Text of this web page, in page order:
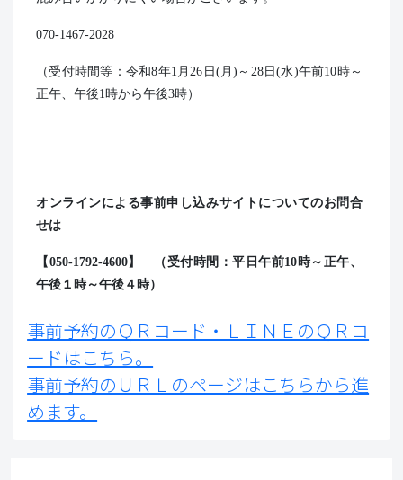
070-1467-2028
（受付時間等：令和8年1月26日(月)～28日(水)午前10時～
正午、午後1時から午後3時）
オンラインによる事前申し込みサイトについてのお問合
せは
【050-1792-4600】 （受付時間：平日午前10時～正午、
午後１時～午後４時）
事前予約のＱＲコード・ＬＩＮＥのＱＲコ
ードはこちら。
事前予約のＵＲＬのページはこちらから進
めます。